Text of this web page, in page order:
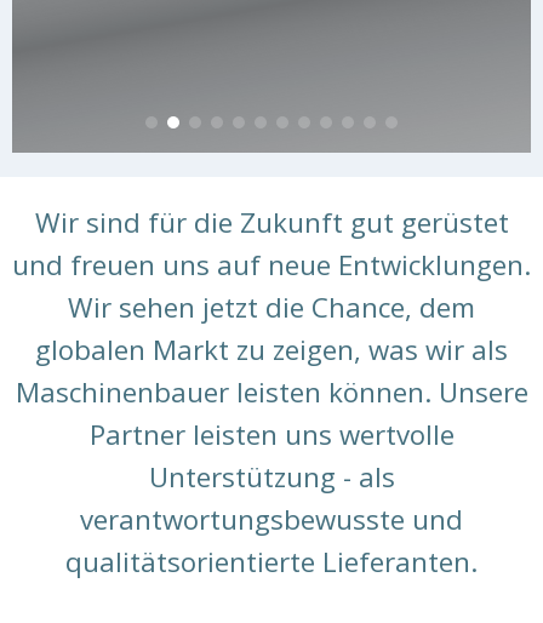
Wir sind für die Zukunft gut gerüstet
und freuen uns auf neue Entwicklungen.
Wir sehen jetzt die Chance, dem
globalen Markt zu zeigen, was wir als
Maschinenbauer leisten können. Unsere
Partner leisten uns wertvolle
Unterstützung - als
verantwortungsbewusste und
qualitätsorientierte Lieferanten.